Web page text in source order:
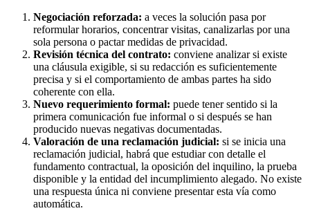
Negociación reforzada: a veces la solución pasa por
reformular horarios, concentrar visitas, canalizarlas por una
sola persona o pactar medidas de privacidad.
Revisión técnica del contrato: conviene analizar si existe
una cláusula exigible, si su redacción es suficientemente
precisa y si el comportamiento de ambas partes ha sido
coherente con ella.
Nuevo requerimiento formal: puede tener sentido si la
primera comunicación fue informal o si después se han
producido nuevas negativas documentadas.
Valoración de una reclamación judicial: si se inicia una
reclamación judicial, habrá que estudiar con detalle el
fundamento contractual, la oposición del inquilino, la prueba
disponible y la entidad del incumplimiento alegado. No existe
una respuesta única ni conviene presentar esta vía como
automática.